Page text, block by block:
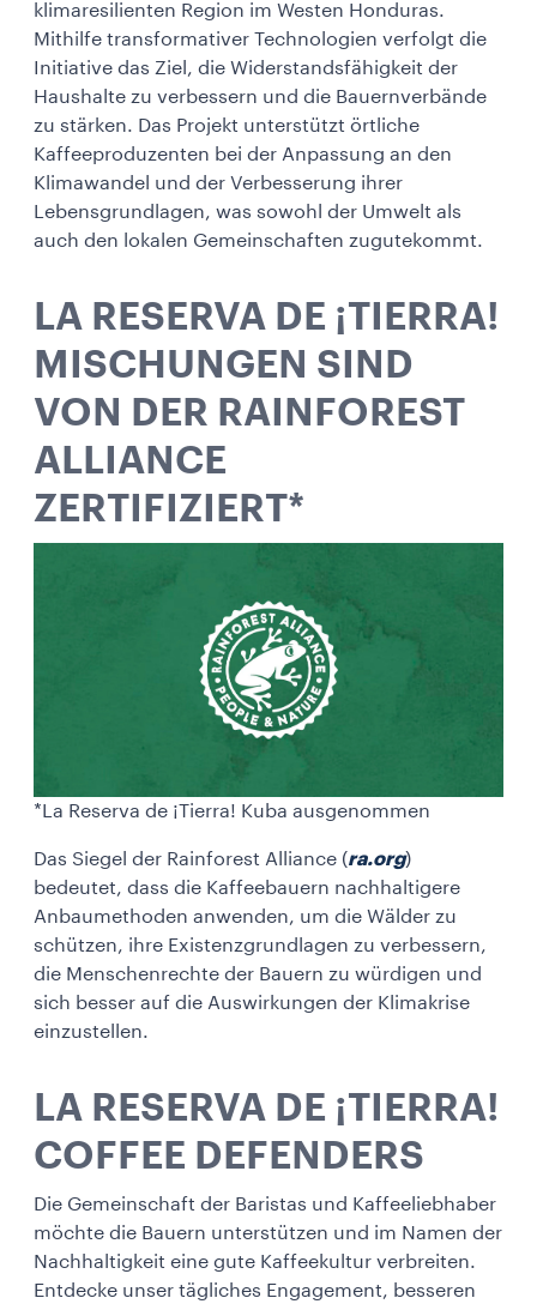
klimaresilienten Region im Westen Honduras.
Mithilfe transformativer Technologien verfolgt die
Initiative das Ziel, die Widerstandsfähigkeit der
Haushalte zu verbessern und die Bauernverbände
zu stärken. Das Projekt unterstützt örtliche
Kaffeeproduzenten bei der Anpassung an den
Klimawandel und der Verbesserung ihrer
Lebensgrundlagen, was sowohl der Umwelt als
auch den lokalen Gemeinschaften zugutekommt.
LA RESERVA DE ¡TIERRA!
MISCHUNGEN SIND
VON DER RAINFOREST
ALLIANCE
ZERTIFIZIERT*
*La Reserva de ¡Tierra! Kuba ausgenommen
Das Siegel der Rainforest Alliance (ra.org)
bedeutet, dass die Kaffeebauern nachhaltigere
Anbaumethoden anwenden, um die Wälder zu
schützen, ihre Existenzgrundlagen zu verbessern,
die Menschenrechte der Bauern zu würdigen und
sich besser auf die Auswirkungen der Klimakrise
einzustellen.
LA RESERVA DE ¡TIERRA!
COFFEE DEFENDERS
Die Gemeinschaft der Baristas und Kaffeeliebhaber
möchte die Bauern unterstützen und im Namen der
Nachhaltigkeit eine gute Kaffeekultur verbreiten.
Entdecke unser tägliches Engagement, besseren